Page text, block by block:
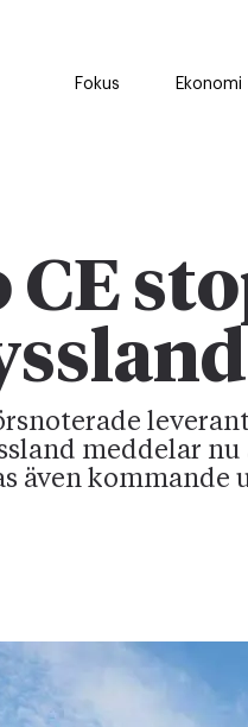
Fokus Ekonomi
CE
meddelar
även